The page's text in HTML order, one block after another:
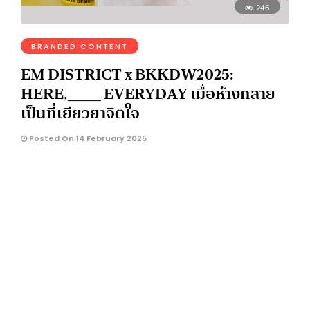
246
BRANDED CONTENT
EM DISTRICT x BKKDW2025:
HERE,____ EVERYDAY เมื่อห้างกลาย
เป็นที่เยียวยาจิตใจ
Posted On 14 February 2025